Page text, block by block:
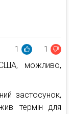
1 1
можливо,
застосунок,
термін для